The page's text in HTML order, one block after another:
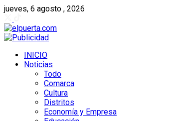
jueves, 6 agosto , 2026
INICIO
Noticias
Todo
Comarca
Cultura
Distritos
Economía y Empresa